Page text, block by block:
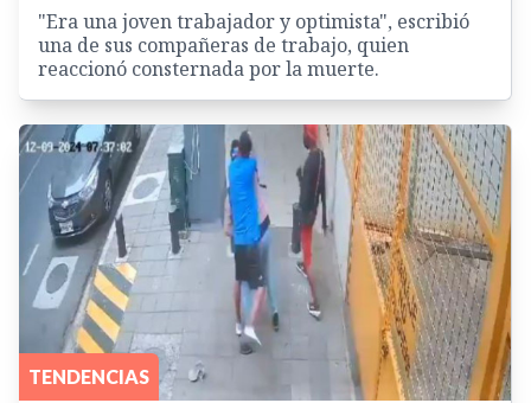
"Era una joven trabajador y optimista", escribió
una de sus compañeras de trabajo, quien
reaccionó consternada por la muerte.
TENDENCIAS